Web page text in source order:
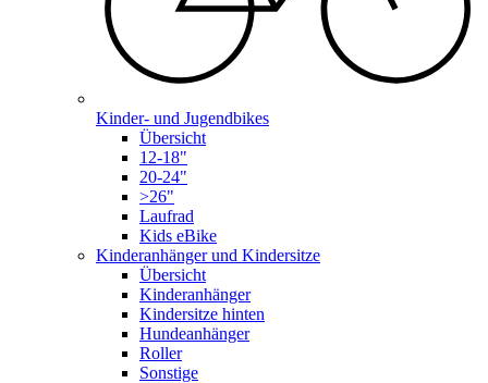
Kinder- und Jugendbikes
Übersicht
12-18"
20-24"
>26"
Laufrad
Kids eBike
Kinderanhänger und Kindersitze
Übersicht
Kinderanhänger
Kindersitze hinten
Hundeanhänger
Roller
Sonstige